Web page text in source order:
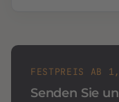
FESTPREIS AB
Senden Sie